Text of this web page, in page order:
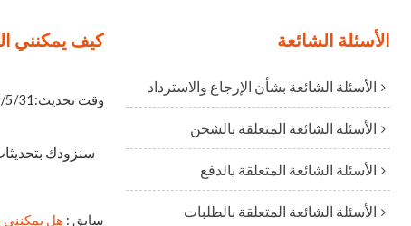
كيف يمكنني
وقت تحديث:5/31
سنزودك
سابق
هل يمكنني
الأسئلة الشائعة
الأسئلة الشائعة بشأن الإرجاع والاسترداد
الأسئلة الشائعة المتعلقة بالشحن
الأسئلة الشائعة المتعلقة بالدفع
الأسئلة الشائعة المتعلقة بالطلبات